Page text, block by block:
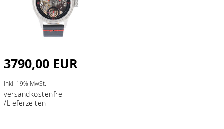
3790,00 EUR
inkl. 19% MwSt.
versandkostenfrei
/Lieferzeiten